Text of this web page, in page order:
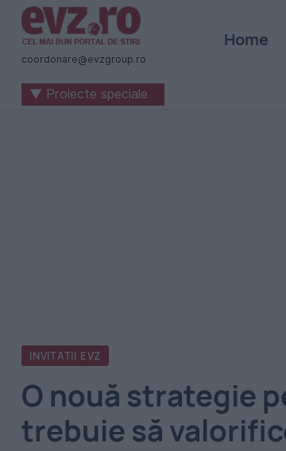
Știri
naționale
internaționale
coordonare@evzgroup.ro
Home
▼ Proiecte speciale
INVITATII EVZ
O nouă strategie
trebuie să